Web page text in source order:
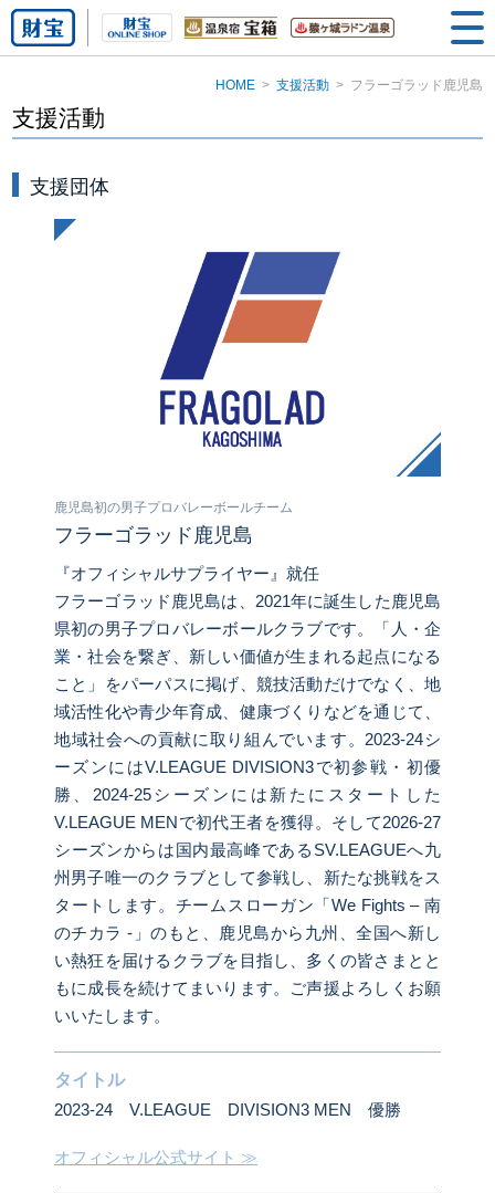
HOME 支援活動 フラーゴラッド鹿児島
支援活動
支援団体
鹿児島初の男子プロバレーボールチーム
フラーゴラッド鹿児島
『オフィシャルサプライヤー』就任
フラーゴラッド鹿児島は、2021年に誕生した鹿児島
県初の男子プロバレーボールクラブです。「人・企
業・社会を繋ぎ、新しい価値が生まれる起点になる
こと」をパーパスに掲げ、競技活動だけでなく、地
域活性化や青少年育成、健康づくりなどを通じて、
地域社会への貢献に取り組んでいます。2023-24シ
ーズンにはV.LEAGUE DIVISION3で初参戦・初優
勝、2024-25シーズンには新たにスタートした
V.LEAGUE MENで初代王者を獲得。そして2026-27
シーズンからは国内最高峰であるSV.LEAGUEへ九
州男子唯一のクラブとして参戦し、新たな挑戦をス
タートします。チームスローガン「We Fights – 南
のチカラ -」のもと、鹿児島から九州、全国へ新し
い熱狂を届けるクラブを目指し、多くの皆さまとと
もに成長を続けてまいります。ご声援よろしくお願
いいたします。
タイトル
2023-24 V.LEAGUE DIVISION3 MEN 優勝
オフィシャル公式サイト ≫